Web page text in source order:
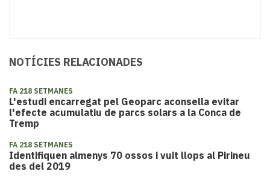
NOTÍCIES RELACIONADES
FA 218 SETMANES
L'estudi encarregat pel Geoparc aconsella evitar
l'efecte acumulatiu de parcs solars a la Conca de
Tremp
FA 218 SETMANES
Identifiquen almenys 70 ossos i vuit llops al Pirineu
des del 2019